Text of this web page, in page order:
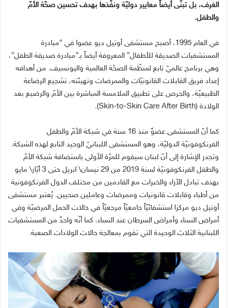
الغرف، بل تبنّى أيضاً معايير دوليّة ونفّذها بهدف تحسين صحّة الأمّ
والطفل.
في العام 1995، أصبح مستشفى أوتيل ديو عضوا في “مبادرة
المستشفيات الصديقة للأطفال” المعروفة أيضاً بـ”مبادرة صديقة الطفل”،
وهي برنامج عالميّ تابع لمنظّمة الصحّة العالمية واليونسيف. من أهدافه
إعداد فريق القابلات القانونيّات والممرضات وتهيئته، تشجيع الرضاعة
الطبيعيّة، والحرص على تطبيق الملامسة المباشرة بين الأمّ والرضيع بعد
الولادة (Skin-to-Skin Care After Birth).
كما أنّ المستشفى عضوٌ منذ 16 سنة في شبكة الأمّ والطفل
الفرنكوفونيّة الدوليّة، وهو المستشفى اللبنانيّ الوحيد التابع لهذه الشبكة.
وتجدر الإشارة إلى أنّ لبنان سيقوم للمرّة الأولى باستضافة شبكة الأمّ
والطفل الفرنكوفونيّة لسنة 2019 من 29 نيسان\ ابريل حتى 3 أيّار\ مايو
بهدف تبادل الآراء والخبرات مع القادمين من مختلف الدول الفرنكوفونية
من أطباء وقابلات قانونيات وممرضات وعاملين صحيين. يُعتبر مستشفى
أوتيل ديو مركزا استشفائيّاً جامعيّاً مرجعيّاً في حالات الحمل المرضيّة وفي
أمراض النساء وأمراض السرطان عند النساء، كما أنّه واحدٌ من المستشفيات
اللبنانية الثلاث الوحيدة التي تقوم بمعالجة حالات الولادات الصعبة.